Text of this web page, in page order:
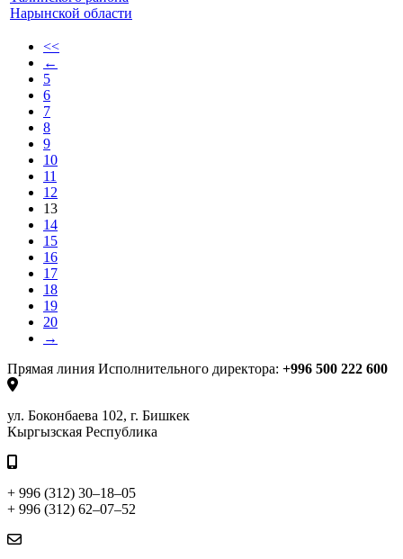
Нарынской области
<<
←
5
6
7
8
9
10
11
12
13
14
15
16
17
18
19
20
→
Прямая линия Исполнительного директора: +996 500 222 600
ул. Боконбаева 102, г. Бишкек
Кыргызская Республика
+ 996 (312) 30–18–05
+ 996 (312) 62–07–52